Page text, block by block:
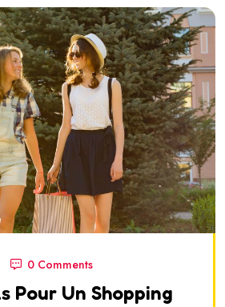
0 Comments
Pour Un Shopping